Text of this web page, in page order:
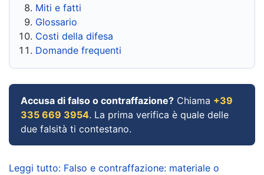
Miti e fatti
Glossario
Costi della difesa
Domande frequenti
Accusa di falso o contraffazione? Chiama +39
335 669 3954. La prima verifica è quale delle
due falsità ti contestano.
Leggi tutto: Falso e contraffazione: materiale o